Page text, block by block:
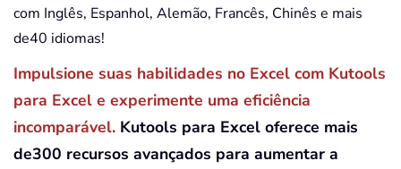
com Inglês, Espanhol, Alemão, Francês, Chinês e mais
de40 idiomas!
Impulsione suas habilidades no Excel com Kutools
para Excel e experimente uma eficiência
incomparável. Kutools para Excel oferece mais
de300 recursos avançados para aumentar a